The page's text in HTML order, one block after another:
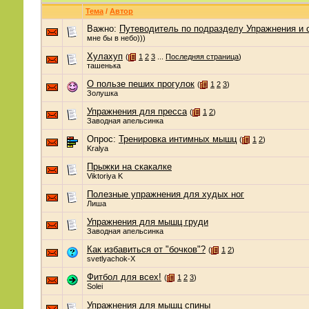
Тема/ Автор
Важно: Путеводитель по подразделу Упражнения и
мне бы в небо)))
Хулахуп ( 1 2 3... Последняя страница)
ташенька
О пользе пеших прогулок ( 1 2 3)
Золушка
Упражнения для пресса ( 1 2)
Заводная апельсинка
Опрос: Тренировка интимных мышц ( 1 2)
Kralya
Прыжки на скакалке
Viktoriya K
Полезные упражнения для худых ног
Лиша
Упражнения для мышц груди
Заводная апельсинка
Как избавиться от "бочков"? ( 1 2)
svetlyachok-X
Фитбол для всех! ( 1 2 3)
Solei
Упражнения для мышц спины